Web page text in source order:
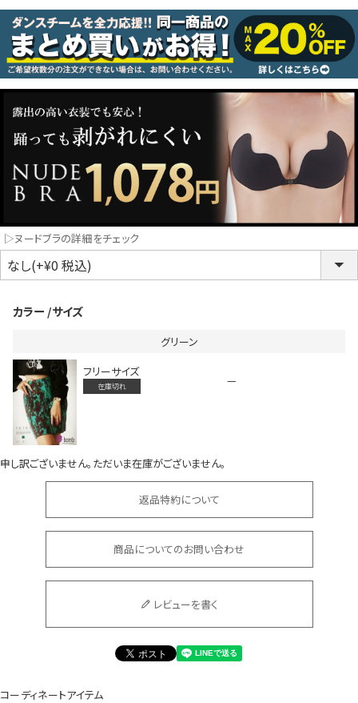
LINE連携でクーポンもらえる!!
同一商品まとめ買いキャンペーン
インスタ写真投稿キャンペーン！
浴衣
コスプレ
クリスマス
▷ヌードブラの詳細をチェック
カラー サイズ
グリーン
フリーサイズ
在庫切れ —
申し訳ございません。ただいま在庫がございません。
返品特約について
商品についてのお問い合わせ
レビューを書く
コーディネートアイテム